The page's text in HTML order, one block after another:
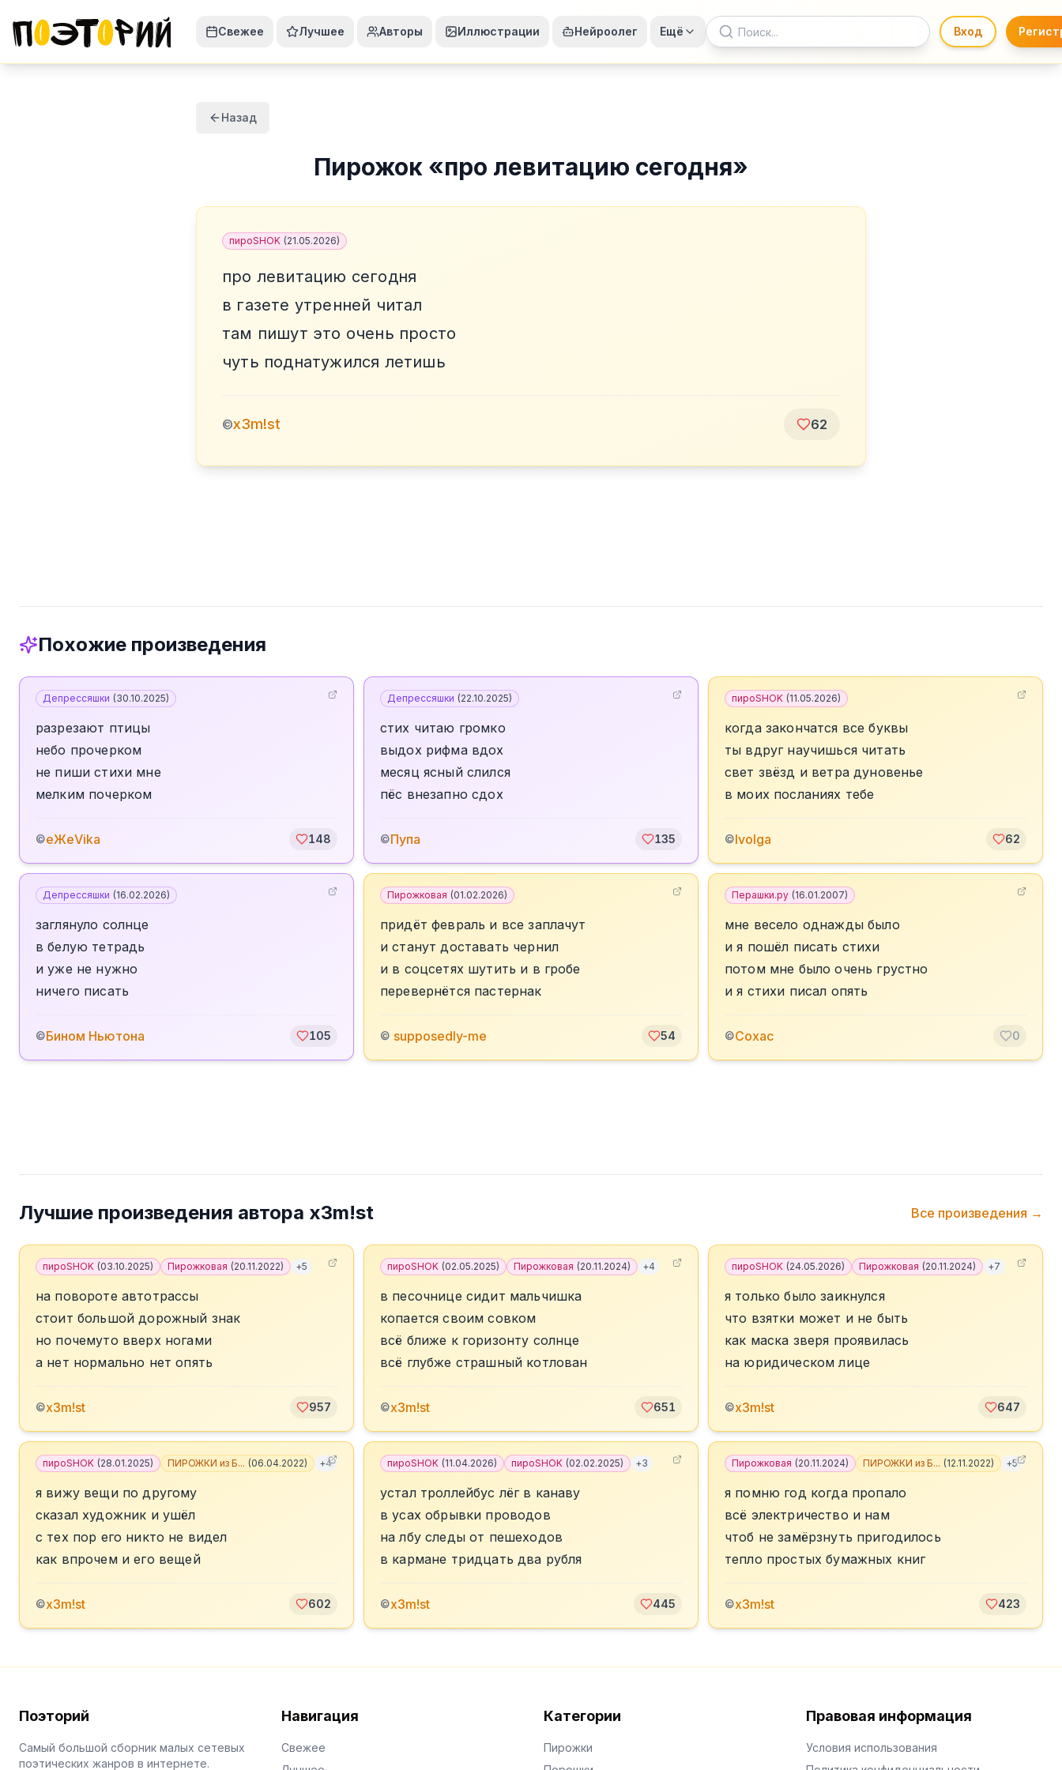
Свежее Лучшее Авторы Иллюстрации Нейроолег Ещё Вход
Назад
Пирожок «про левитацию сегодня»
пироSHOK (21.05.2026)
про левитацию сегодня
в газете утренней читал
там пишут это очень просто
чуть поднатужился летишь
©x3m!st 62
Похожие произведения
Депрессяшки (30.10.2025)
разрезают птицы
небо прочерком
не пиши стихи мне
мелким почерком
©еЖеVika 148
Депрессяшки (22.10.2025)
стих читаю громко
выдох рифма вдох
месяц ясный слился
пёс внезапно сдох
©Пупа 135
пироSHOK (11.05.2026)
когда закончатся все буквы
ты вдруг научишься читать
свет звёзд и ветра дуновенье
в моих посланиях тебе
©Ivolga 62
Депрессяшки (16.02.2026)
заглянуло солнце
в белую тетрадь
и уже не нужно
ничего писать
©Бином Ньютона 105
Пирожковая (01.02.2026)
придёт февраль и все заплачут
и станут доставать чернил
и в соцсетях шутить и в гробе
перевернётся пастернак
© ️ supposedly-me 54
Перашки.ру (16.01.2007)
мне весело однажды было
и я пошёл писать стихи
потом мне было очень грустно
и я стихи писал опять
©Сохас 0
Лучшие произведения автора x3m!st Все произведения →
пироSHOK (03.10.2025) Пирожковая (20.11.2022) +5
на повороте автотрассы
стоит большой дорожный знак
но почемуто вверх ногами
а нет нормально нет опять
©x3m!st 957
пироSHOK (02.05.2025) Пирожковая (20.11.2024) +4
в песочнице сидит мальчишка
копается своим совком
всё ближе к горизонту солнце
всё глубже страшный котлован
©x3m!st 651
пироSHOK (24.05.2026) Пирожковая (20.11.2024) +7
я только было заикнулся
что взятки может и не быть
как маска зверя проявилась
на юридическом лице
©x3m!st 647
пироSHOK (28.01.2025) ПИРОЖКИ из Б... (06.04.2022) +4
я вижу вещи по другому
сказал художник и ушёл
с тех пор его никто не видел
как впрочем и его вещей
©x3m!st 602
пироSHOK (11.04.2026) пироSHOK (02.02.2025) +3
устал троллейбус лёг в канаву
в усах обрывки проводов
на лбу следы от пешеходов
в кармане тридцать два рубля
©x3m!st 445
Пирожковая (20.11.2024) ПИРОЖКИ из Б... (12.11.2022) +5
я помню год когда пропало
всё электричество и нам
чтоб не замёрзнуть пригодилось
тепло простых бумажных книг
©x3m!st 423
Поэторий
Самый большой сборник малых сетевых
поэтических жанров в интернете.
Навигация
Свежее
Категории
Пирожки
Правовая информация
Условия использования